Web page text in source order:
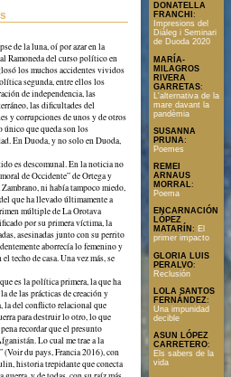
de la luna, oí por azar en la
Ramoneda del curso político en
los muchos accidentes vividos
segunda, entre ellos los
de independencia, las
las dificultades del
y corrupciones de unos y de otros
único que queda son los
En Duoda, y no solo en Duoda,
es descomunal. En la noticia no
de Occidente” de Ortega y
ni había tampoco miedo,
que ha llevado últimamente a
múltiple de La Orotava
por su primera víctima, la
asesinadas junto con su perrito
aborrecía lo femenino y
techo de casa. Una vez más, se
es la política primera, la que ha
de las prácticas de creación y
la del conflicto relacional que
para destruir lo otro, lo que
recordar que el presunto
Lo cual me trae a la
(Voir du pays, Francia 2016), con
historia trepidante que conecta
DONATELLA
FRANCHI :
Impresions del
Diàleg i Seminari
de Duoda 2020
MARÍA-
MILAGROS
RIVERA
GARRETAS:
L'alternativa de la
mare davant la
pandèmia
SUSANNA
PRUNA:
Poemes
REMEI
ARNAUS
MORRAL:
Poema
ENCARNACIÓN
LÓPEZ
MATARÍN : El
primer impacto
GLORIA LUIS
PERALVO:
Reclusión
LOLA SANTOS
FERNÁNDEZ:
Una impunidad
decible
ASUN LÓPEZ
CARRETERO:
Els sabers de la
vida